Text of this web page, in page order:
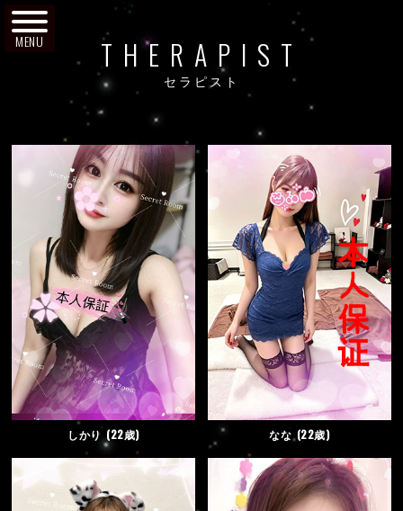
MENU
セラピスト
THERAPIST
しかり 22歳 なな 22歳